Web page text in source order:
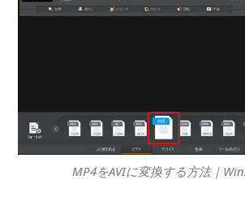
MP4をAVIに変換する方法｜